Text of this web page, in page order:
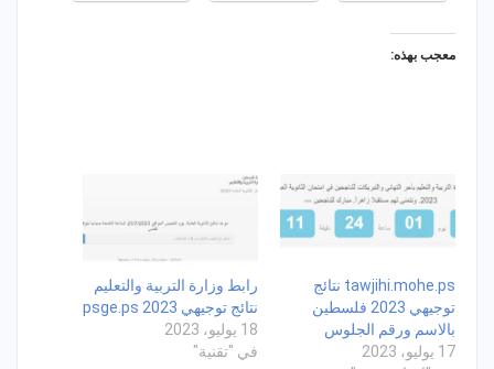
معجب بهذه:
tawjihi.mohe.ps نتائج
توجيهي 2023 فلسطين
بالاسم ورقم الجلوس
17 يوليو، 2023
رابط وزارة التربية والتعليم
نتائج توجيهي 2023 psge.ps
18 يوليو، 2023
في "تقنية"